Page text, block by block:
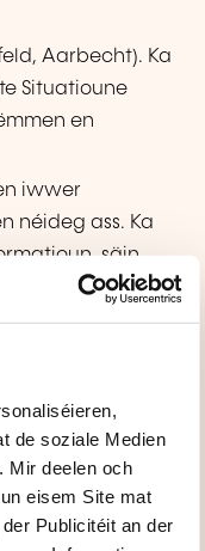
de soziale Medien
Mir deelen och
eisem Site mat
Publicitéit an der
Aarbecht). Ka
Situatioune
en
iwwer
néideg ass. Ka
säin
direkte Besoine